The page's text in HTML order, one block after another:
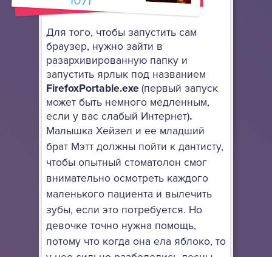
архивы.
Для того, чтобы запустить сам
браузер, нужно зайти в
разархивированную папку и
запустить ярлык под названием
FirefoxPortable.exe(первый запуск
может быть немного медленным,
если у вас слабый Интернет).
Малышка Хейзел и ее младший
брат Мэтт должны пойти к дантисту,
чтобы опытный стоматолон смог
внимательно осмотреть каждого
маленького пациента и вылечить
зубы, если это потребуется. Но
девочке точно нужна помощь,
потому что когда она ела яблоко, то